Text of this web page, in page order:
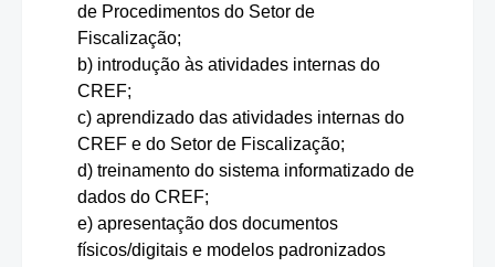
de Procedimentos do Setor de
Fiscalização;
b) introdução às atividades internas do
CREF;
c) aprendizado das atividades internas do
CREF e do Setor de Fiscalização;
d) treinamento do sistema informatizado de
dados do CREF;
e) apresentação dos documentos
físicos/digitais e modelos padronizados